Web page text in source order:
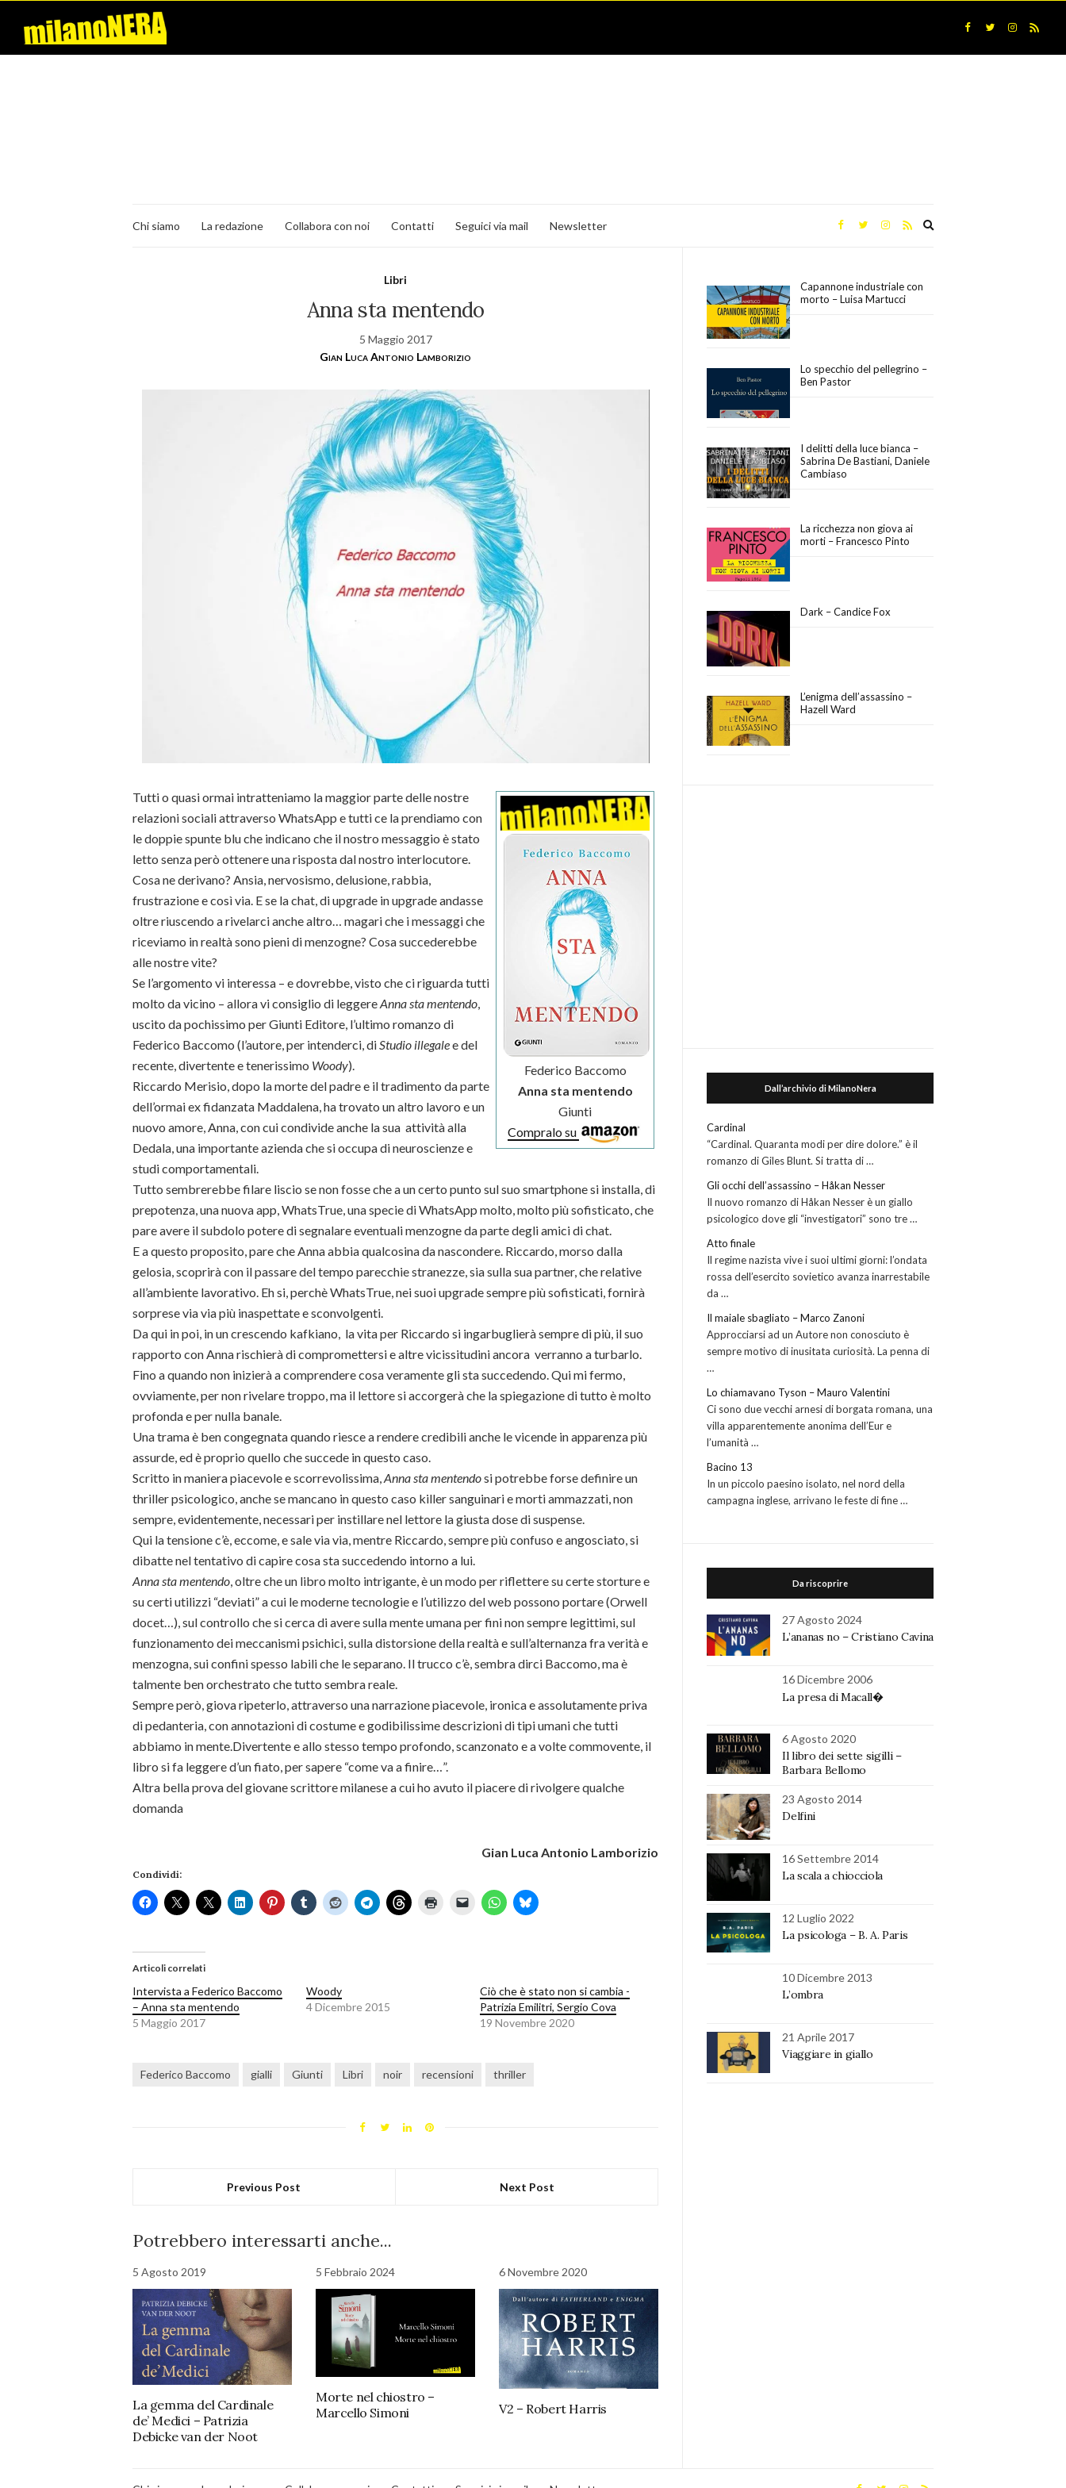
Chi siamo La redazione Collabora con noi Contatti Seguici via mail Newsletter
Libri
Anna sta mentendo
5 Maggio 2017
Gian Luca Antonio Lamborizio
Federico Baccomo
Anna sta mentendo
Giunti
Compralo su
Tutti o quasi ormai intratteniamo la maggior parte delle nostre
relazioni sociali attraverso WhatsApp e tutti ce la prendiamo con
le doppie spunte blu che indicano che il nostro messaggio è stato
letto senza però ottenere una risposta dal nostro interlocutore.
Cosa ne derivano? Ansia, nervosismo, delusione, rabbia,
frustrazione e così via. E se la chat, di upgrade in upgrade andasse
oltre riuscendo a rivelarci anche altro… magari che i messaggi che
riceviamo in realtà sono pieni di menzogne? Cosa succederebbe
alle nostre vite?
Se l’argomento vi interessa – e dovrebbe, visto che ci riguarda tutti
molto da vicino – allora vi consiglio di leggereAnna sta mentendo
uscito da pochissimo per Giunti Editore, l’ultimo romanzo di
Federico Baccomo (l’autore, per intenderci, di Studio illegalee del
recente, divertente e tenerissimo Woody).
Riccardo Merisio, dopo la morte del padre e il tradimento da parte
dell’ormai ex fidanzata Maddalena, ha trovato un altro lavoro e un
nuovo amore, Anna, con cui condivide anche la sua attività alla
Dedala, una importante azienda che si occupa di neuroscienze e
studi comportamentali.
Tutto sembrerebbe filare liscio se non fosse che a un certo punto sul suo smartphone si installa, di
prepotenza, una nuova app, WhatsTrue, una specie di WhatsApp molto, molto più sofisticato, che
pare avere il subdolo potere di segnalare eventuali menzogne da parte degli amici di chat.
E a questo proposito, pare che Anna abbia qualcosina da nascondere. Riccardo, morso dalla
gelosia, scoprirà con il passare del tempo parecchie stranezze, sia sulla sua partner, che relative
all’ambiente lavorativo. Eh si, perchè WhatsTrue, nei suoi upgrade sempre più sofisticati, fornirà
sorprese via via più inaspettate e sconvolgenti.
Da qui in poi, in un crescendo kafkiano, la vita per Riccardo si ingarbuglierà sempre di più, il suo
rapporto con Anna rischierà di compromettersi e altre vicissitudini ancora verranno a turbarlo.
Fino a quando non inizierà a comprendere cosa veramente gli sta succedendo. Qui mi fermo,
ovviamente, per non rivelare troppo, ma il lettore si accorgerà che la spiegazione di tutto è molto
profonda e per nulla banale.
Una trama è ben congegnata quando riesce a rendere credibili anche le vicende in apparenza più
assurde, ed è proprio quello che succede in questo caso.
Scritto in maniera piacevole e scorrevolissima, Anna sta mentendosi potrebbe forse definire un
thriller psicologico, anche se mancano in questo caso killer sanguinari e morti ammazzati, non
sempre, evidentemente, necessari per instillare nel lettore la giusta dose di suspense.
Qui la tensione c’è, eccome, e sale via via, mentre Riccardo, sempre più confuso e angosciato, si
dibatte nel tentativo di capire cosa sta succedendo intorno a lui.
Anna sta mentendo , oltre che un libro molto intrigante, è un modo per riflettere su certe storture e
su certi utilizzi “deviati” a cui le moderne tecnologie e l’utilizzo del web possono portare (Orwell
docet…), sul controllo che si cerca di avere sulla mente umana per fini non sempre legittimi, sul
funzionamento dei meccanismi psichici, sulla distorsione della realtà e sull’alternanza fra verità e
menzogna, sui confini spesso labili che le separano. Il trucco c’è, sembra dirci Baccomo, ma è
talmente ben orchestrato che tutto sembra reale.
Sempre però, giova ripeterlo, attraverso una narrazione piacevole, ironica e assolutamente priva
di pedanteria, con annotazioni di costume e godibilissime descrizioni di tipi umani che tutti
abbiamo in mente.Divertente e allo stesso tempo profondo, scanzonato e a volte commovente, il
libro si fa leggere d’un fiato, per sapere “come va a finire…”.
Altra bella prova del giovane scrittore milanese a cui ho avuto il piacere di rivolgere qualche
domanda
Gian Luca Antonio Lamborizio
Condividi:
Articoli correlati
Intervista a Federico Baccomo
– Anna sta mentendo
5 Maggio 2017
Woody
4 Dicembre 2015
Ciò che è stato non si cambia -
Patrizia Emilitri, Sergio Cova
19 Novembre 2020
Federico Baccomo gialli Giunti Libri noir recensioni thriller
Previous Post Next Post
Potrebbero interessarti anche...
5 Agosto 2019
La gemma del Cardinale
de’ Medici – Patrizia
Debicke van der Noot
5 Febbraio 2024
Morte nel chiostro –
Marcello Simoni
6 Novembre 2020
V2 – Robert Harris
Capannone industriale con
morto – Luisa Martucci
Lo specchio del pellegrino –
Ben Pastor
I delitti della luce bianca –
Sabrina De Bastiani, Daniele
Cambiaso
La ricchezza non giova ai
morti – Francesco Pinto
Dark – Candice Fox
L’enigma dell’assassino –
Hazell Ward
Dall’archivio di MilanoNera
Cardinal
“Cardinal. Quaranta modi per dire dolore.” è il
romanzo di Giles Blunt. Si tratta di …
Gli occhi dell’assassino – Håkan Nesser
Il nuovo romanzo di Håkan Nesser è un giallo
psicologico dove gli “investigatori” sono tre …
Atto finale
Il regime nazista vive i suoi ultimi giorni: l’ondata
rossa dell’esercito sovietico avanza inarrestabile
da …
Il maiale sbagliato – Marco Zanoni
Approcciarsi ad un Autore non conosciuto è
sempre motivo di inusitata curiosità. La penna di
…
Lo chiamavano Tyson – Mauro Valentini
Ci sono due vecchi arnesi di borgata romana, una
villa apparentemente anonima dell’Eur e
l’umanità …
Bacino 13
In un piccolo paesino isolato, nel nord della
campagna inglese, arrivano le feste di fine …
Da riscoprire
27 Agosto 2024
L’ananas no – Cristiano Cavina
16 Dicembre 2006
La presa di Macall�
6 Agosto 2020
Il libro dei sette sigilli –
Barbara Bellomo
23 Agosto 2014
Delfini
16 Settembre 2014
La scala a chiocciola
12 Luglio 2022
La psicologa – B. A. Paris
10 Dicembre 2013
L’ombra
21 Aprile 2017
Viaggiare in giallo